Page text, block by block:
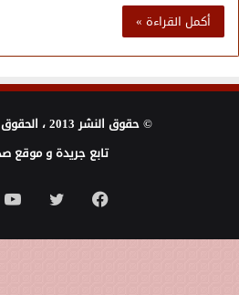
أكمل القراءة »
© حقوق النشر 2013 ، الحقوق محفوظة |
تابع جريدة و موقع
فيسبوك تويتر